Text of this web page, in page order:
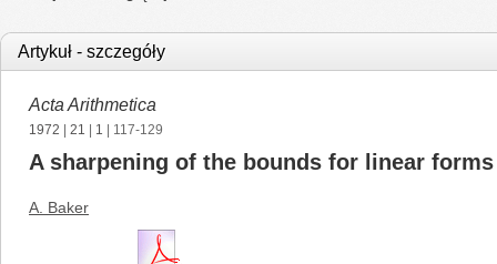
Artykuł - szczegóły
Acta Arithmetica
1972 21 1 | 117-129
A sharpening of the bounds for linear
A. Baker